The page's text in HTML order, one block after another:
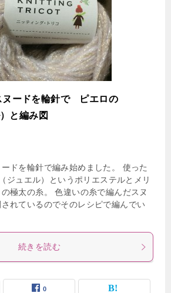
ヌードを輪針で ピエロの
と編み図
ドを輪針で編み始めました。 使った
ジュエル）というポリエステルとメリ
極太の糸。 色違いの糸で編んだスヌ
れているのでそのレシピで編んでい
続きを読む
0